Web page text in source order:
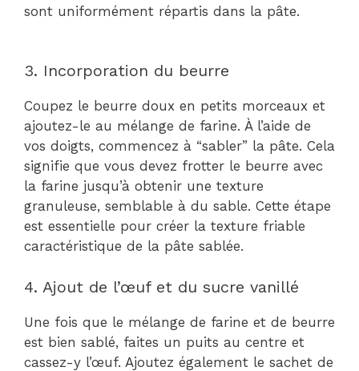
sont uniformément répartis dans la pâte.
3. Incorporation du beurre
Coupez le beurre doux en petits morceaux et
ajoutez-le au mélange de farine. À l’aide de
vos doigts, commencez à “sabler” la pâte. Cela
signifie que vous devez frotter le beurre avec
la farine jusqu’à obtenir une texture
granuleuse, semblable à du sable. Cette étape
est essentielle pour créer la texture friable
caractéristique de la pâte sablée.
4. Ajout de l’œuf et du sucre vanillé
Une fois que le mélange de farine et de beurre
est bien sablé, faites un puits au centre et
cassez-y l’œuf. Ajoutez également le sachet de